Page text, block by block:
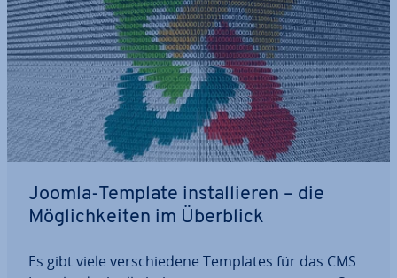
Joomla-Template in­stal­lie­ren – die
Mög­lich­kei­ten im Überblick
Es gibt viele ver­schie­de­ne Templates für das CMS